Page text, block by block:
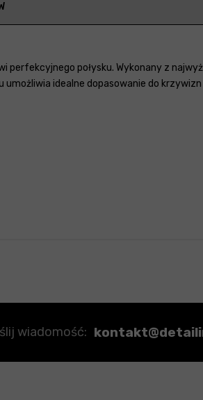
perfekcyjnego połysku. Wykonany z
idealne dopasowanie do krzywizn
wiadomość: